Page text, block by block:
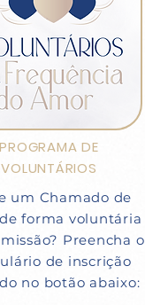
PROGRAMA DE
VOLUNTÁRIOS
um Chamado de
forma voluntária
Preencha o
de inscrição
no botão abaixo: